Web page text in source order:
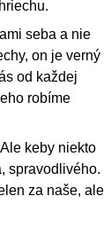
seba a nie
on je verný
od každej
robíme
keby niekto
spravodlivého.
za naše, ale